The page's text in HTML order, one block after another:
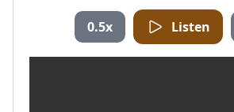
0.5x Listen